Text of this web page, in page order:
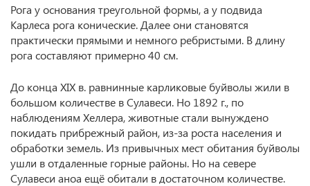
Рога у основания треугольной формы, а у подвида
Карлеса рога конические. Далее они становятся
практически прямыми и немного ребристыми. В длину
рога составляют примерно 40 см.
До конца XIX в. равнинные карликовые буйволы жили в
большом количестве в Сулавеси. Но 1892 г., по
наблюдениям Хеллера, животные стали вынуждено
покидать прибрежный район, из-за роста населения и
обработки земель. Из привычных мест обитания буйволы
ушли в отдаленные горные районы. Но на севере
Сулавеси аноа ещё обитали в достаточном количестве.